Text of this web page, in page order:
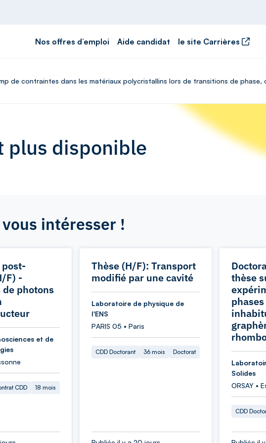
Nos offres d’emploi Aide candidat le site Carrières
de contraintes dans les matériaux polycristallins lors de transitions de phase,
plus disponible
intéresser !
F) -
photons
et de
CDD
18 mois
Thèse (H/F): Transport
modifié par une cavité
Laboratoire de physique de
l'ENS
PARIS 05 • Paris
CDD Doctorant 36 mois Doctorat
thèse
Solides
ORSAY •
CDD